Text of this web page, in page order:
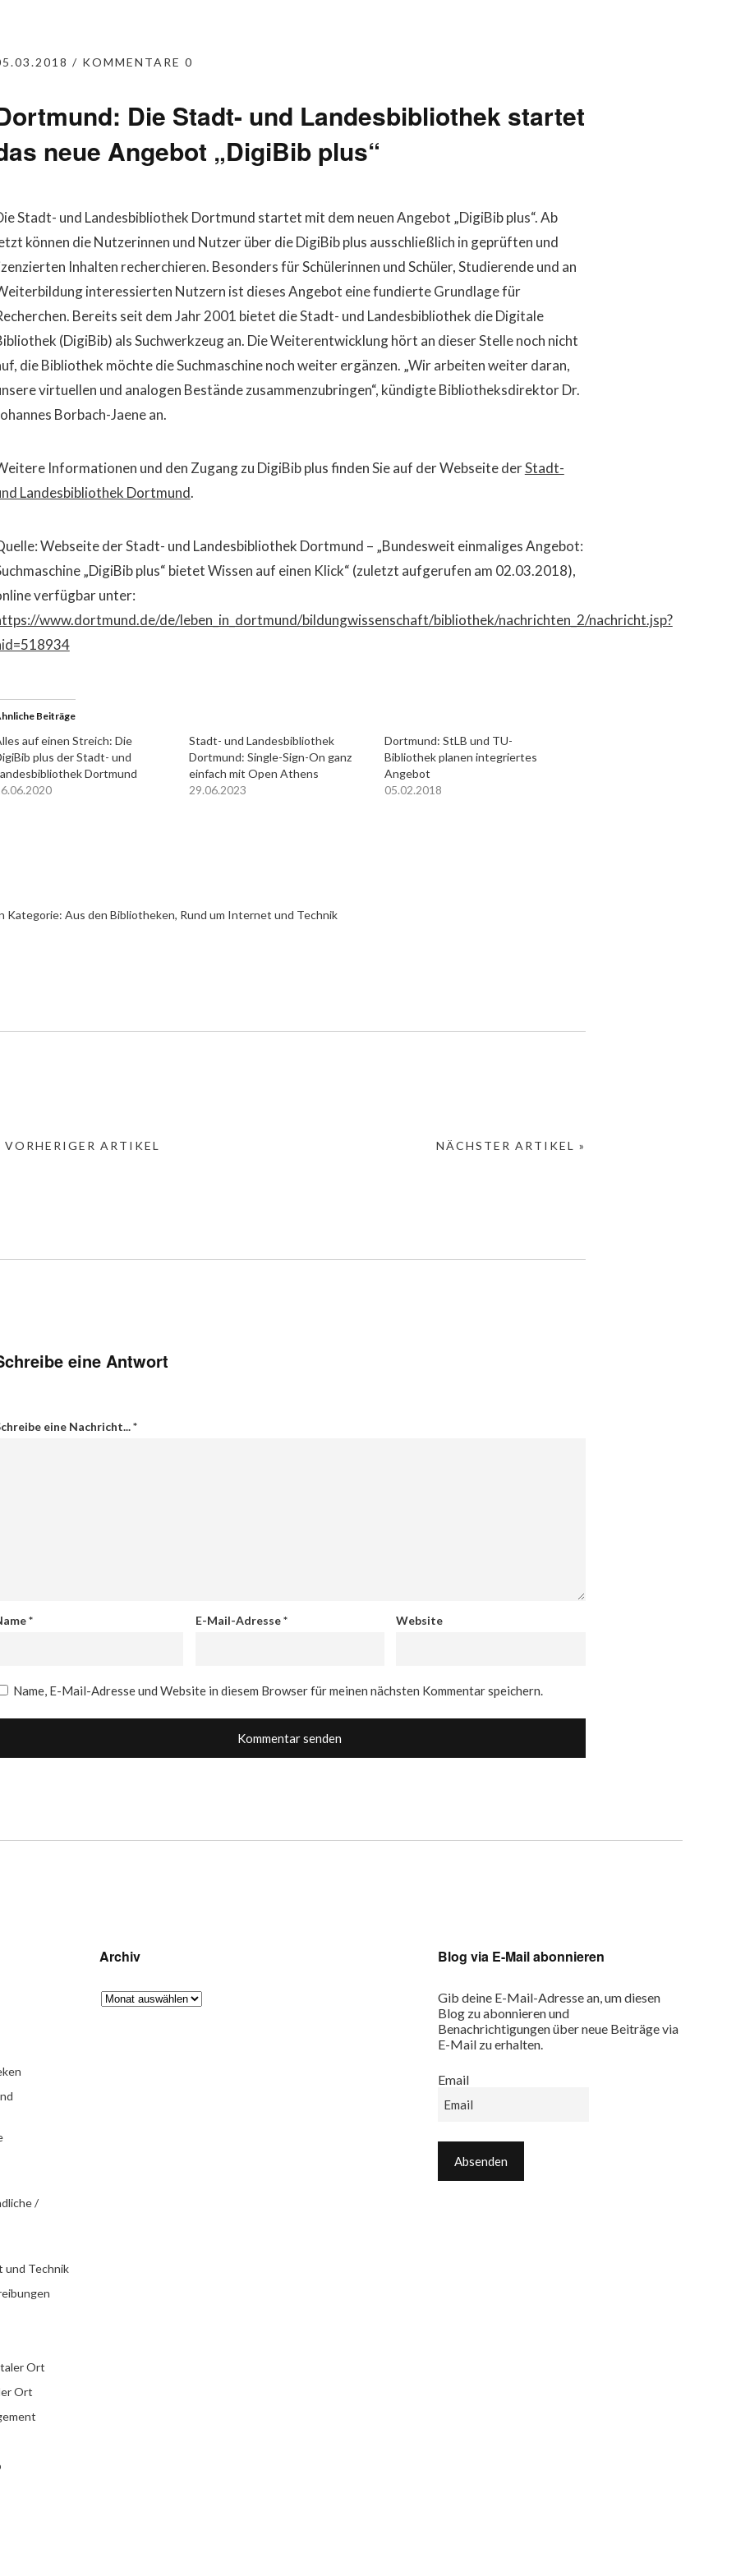
KOMMENTARE 0
Die Stadt- und Landesbibliothek startet
neue Angebot „DigiBib plus“
Stadt- und Landesbibliothek Dortmund startet mit dem neuen Angebot „DigiBib plus“. Ab
können die Nutzerinnen und Nutzer über die DigiBib plus ausschließlich in geprüften und
Inhalten recherchieren. Besonders für Schülerinnen und Schüler, Studierende und an
interessierten Nutzern ist dieses Angebot eine fundierte Grundlage für
Bereits seit dem Jahr 2001 bietet die Stadt- und Landesbibliothek die Digitale
(DigiBib) als Suchwerkzeug an. Die Weiterentwicklung hört an dieser Stelle noch nicht
die Bibliothek möchte die Suchmaschine noch weiter ergänzen. „Wir arbeiten weiter daran,
virtuellen und analogen Bestände zusammenzubringen“, kündigte Bibliotheksdirektor Dr.
Borbach-Jaene an.
Informationen und den Zugang zu DigiBib plus finden Sie auf der Webseite derStadt-
Landesbibliothek Dortmund.
Webseite der Stadt- und Landesbibliothek Dortmund – „Bundesweit einmaliges Angebot:
„DigiBib plus“ bietet Wissen auf einen Klick“ (zuletzt aufgerufen am 02.03.2018),
verfügbar unter:
www.dortmund.de/de/leben_in_dortmund/bildungwissenschaft/bibliothek/nachrichten_2/nachricht.jsp?
Beiträge
auf einen Streich: Die
plus der Stadt- und
Dortmund
Stadt- und Landesbibliothek
Dortmund: Single-Sign-On ganz
einfach mit Open Athens
29.06.2023
Dortmund: StLB und TU-
Bibliothek planen integriertes
Angebot
05.02.2018
Kategorie: Aus den Bibliotheken, Rund um Internet und Technik
NÄCHSTER ARTIKEL »
VORHERIGER ARTIKEL
eine Antwort
eine Nachricht...*
* E-Mail-Adresse* Website
Name, E-Mail-Adresse und Website in diesem Browser für meinen nächsten Kommentar speichern.
/
und Technik
Ort
Ort
Archiv Blog via E-Mail abonnieren
Gib deine E-Mail-Adresse an, um diesen
Blog zu abonnieren und
Benachrichtigungen über neue Beiträge via
E-Mail zu erhalten.
Email